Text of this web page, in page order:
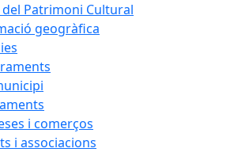
Patrimoni Cultural
geogràfica
i comerços
i associacions